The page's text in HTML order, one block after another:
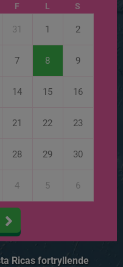
F L S
31 1 2
7 8 9
14 15 16
21 22 23
28 29 30
4 5 6
Ricas fortryllende